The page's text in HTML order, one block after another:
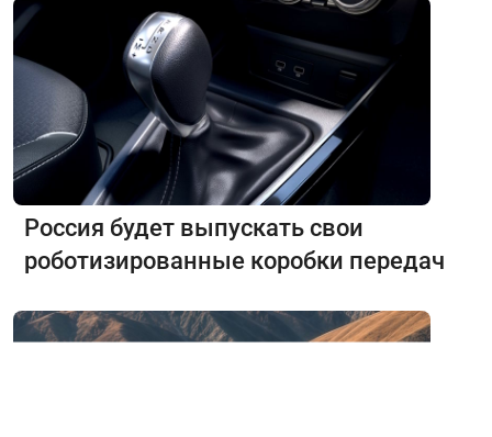
Россия будет выпускать свои
роботизированные коробки передач